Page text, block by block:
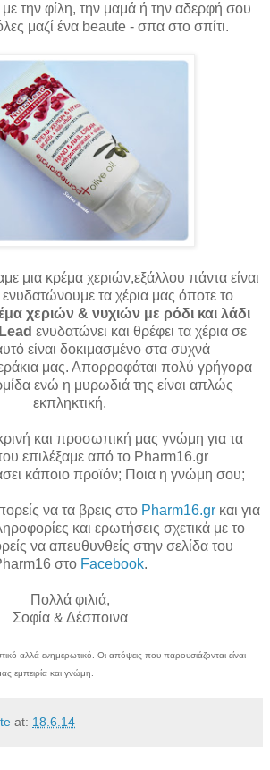
με την φίλη, την μαμά ή την αδερφή σου
μαζί ένα beaute - σπα στο σπίτι.
μια κρέμα χεριών,εξάλλου πάντα είναι
τα χέρια μας όποτε το
χεριών & νυχιών με ρόδι και λάδι
ενυδατώνει και θρέφει τα χέρια σε
είναι δοκιμασμένο στα συχνά
μας. Απορροφάται πολύ γρήγορα
ενώ η μυρωδιά της είναι απλώς
εκπληκτική.
και προσωπική μας γνώμη για τα
επιλέξαμε από το Pharm16.gr
κάποιο προϊόν; Ποια η γνώμη σου;
να τα βρεις στο Pharm16.grκαι για
και ερωτήσεις σχετικά με το
να απευθυνθείς στην σελίδα του
στο Facebook.
Πολλά φιλιά,
Σοφία & Δέσποινα
αλλά ενημερωτικό. Οι απόψεις που παρουσιάζονται είναι
εμπειρία και γνώμη.
at: 18.6.14